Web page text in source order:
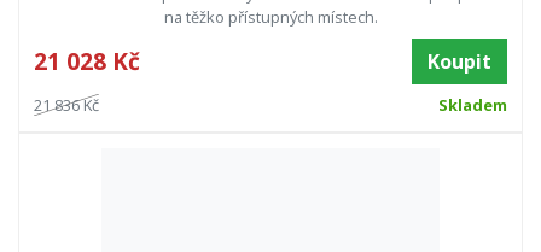
na těžko přístupných místech.
21 028 Kč Koupit
21 836 Kč Skladem